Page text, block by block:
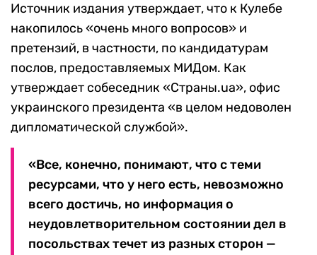
Источник издания утверждает, что к Кулебе
накопилось «очень много вопросов» и
претензий, в частности, по кандидатурам
послов, предоставляемых МИДом. Как
утверждает собеседник «Страны.ua», офис
украинского президента «в целом недоволен
дипломатической службой».
«Все, конечно, понимают, что с теми
ресурсами, что у него есть, невозможно
всего достичь, но информация о
неудовлетворительном состоянии дел в
посольствах течет из разных сторон —